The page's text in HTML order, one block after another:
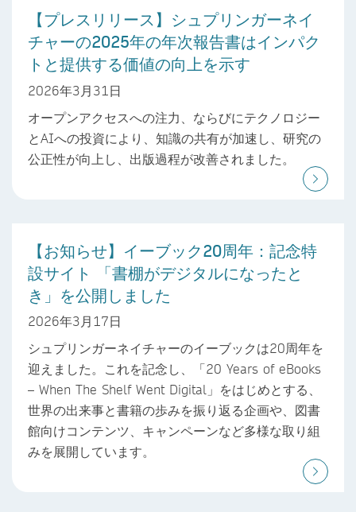
【プレスリリース】シュプリンガーネイ
チャーの2025年の年次報告書はインパク
トと提供する価値の向上を示す
2026年3月31日
オープンアクセスへの注力、ならびにテクノロジー
とAIへの投資により、知識の共有が加速し、研究の
公正性が向上し、出版過程が改善されました。
【お知らせ】イーブック20周年：記念特
設サイト 「書棚がデジタルになったと
き」を公開しました
2026年3月17日
シュプリンガーネイチャーのイーブックは20周年を
迎えました。これを記念し、「20 Years of eBooks
– When The Shelf Went Digital」をはじめとする、
世界の出来事と書籍の歩みを振り返る企画や、図書
館向けコンテンツ、キャンペーンなど多様な取り組
みを展開しています。